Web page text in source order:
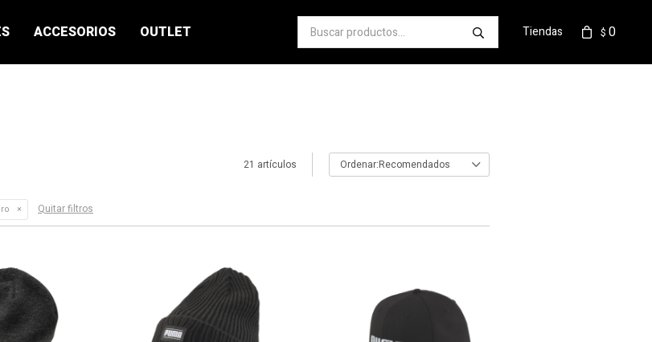
ACCESORIOS OUTLET $ 0
Tiendas
21 artículos Recomendados
Quitar filtros